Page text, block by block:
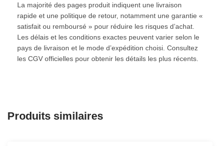
La majorité des pages produit indiquent une livraison
rapide et une politique de retour, notamment une garantie «
satisfait ou remboursé » pour réduire les risques d’achat.
Les délais et les conditions exactes peuvent varier selon le
pays de livraison et le mode d’expédition choisi. Consultez
les CGV officielles pour obtenir les détails les plus récents.
Produits similaires